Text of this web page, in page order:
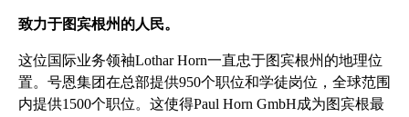
致力于图宾根州的人民。
这位国际业务领袖Lothar Horn一直忠于图宾根州的地理位
置。号恩集团在总部提供950个职位和学徒岗位，全球范围
内提供1500个职位。这使得Paul Horn GmbH成为图宾根最